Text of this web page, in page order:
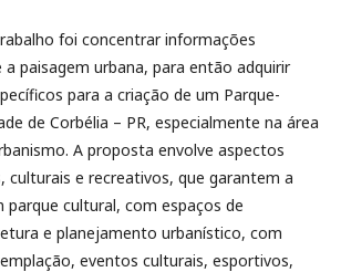
foi concentrar informações
paisagem urbana, para então adquirir
para a criação de um Parque-
de Corbélia – PR, especialmente na área
A proposta envolve aspectos
culturais e recreativos, que garantem a
parque cultural, com espaços de
e planejamento urbanístico, com
eventos culturais, esportivos,